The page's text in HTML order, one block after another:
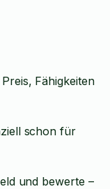
Fähigkeiten
schon für
und bewerte –